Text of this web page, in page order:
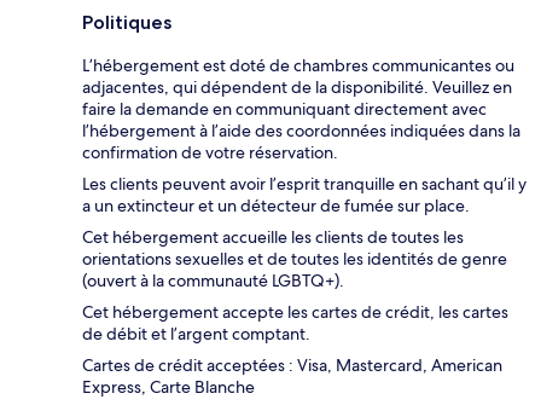
Politiques
L’hébergement est doté de chambres communicantes ou
adjacentes, qui dépendent de la disponibilité. Veuillez en
faire la demande en communiquant directement avec
l’hébergement à l’aide des coordonnées indiquées dans la
confirmation de votre réservation.
Les clients peuvent avoir l’esprit tranquille en sachant qu’il y
a un extincteur et un détecteur de fumée sur place.
Cet hébergement accueille les clients de toutes les
orientations sexuelles et de toutes les identités de genre
(ouvert à la communauté LGBTQ+).
Cet hébergement accepte les cartes de crédit, les cartes
de débit et l’argent comptant.
Cartes de crédit acceptées : Visa, Mastercard, American
Express, Carte Blanche